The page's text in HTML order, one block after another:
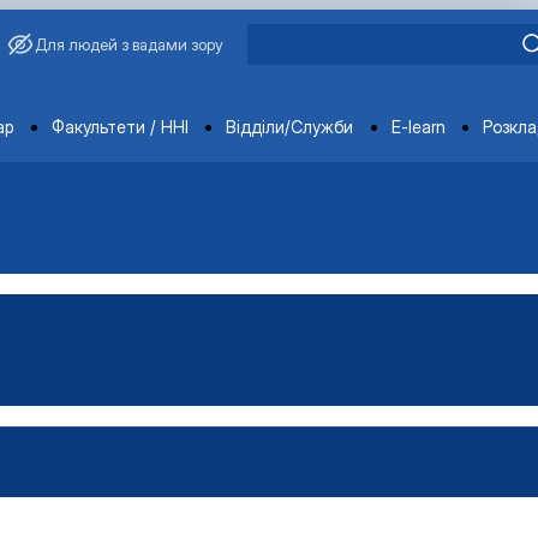
Для людей з вадами зору
Факультети / ННІ Відділи/Служби E-learn
Завадського
виробництвом»
і адміністрування"